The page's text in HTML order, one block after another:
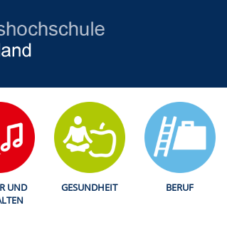
UND
GESUNDHEIT BERUF